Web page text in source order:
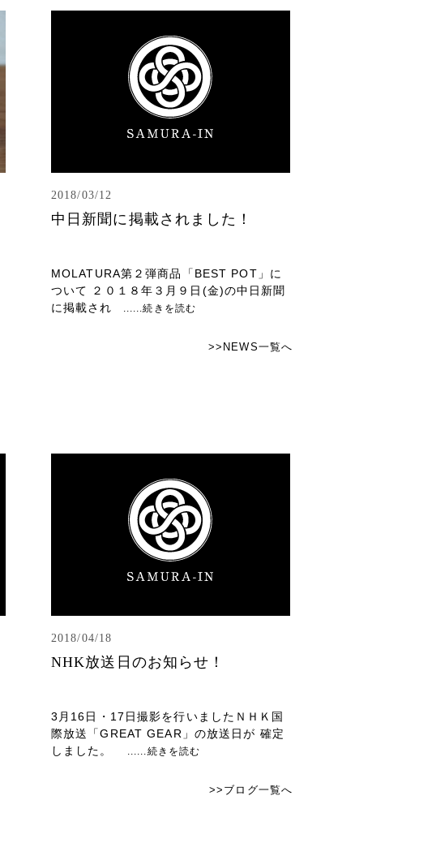
2018/03/12
中日新聞に掲載されました！
MOLATURA第２弾商品「BEST POT」に
ついて ２０１８年３月９日(金)の中日新聞
に掲載され
......続きを読む
>>NEWS一覧へ
2018/04/18
NHK放送日のお知らせ！
3月16日・17日撮影を行いましたＮＨＫ国
際放送「GREAT GEAR」の放送日が 確定
しました。
......続きを読む
>>ブログ一覧へ